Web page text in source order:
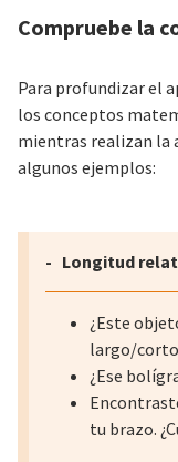
Compruebe la
Para profundizar el
los conceptos
mientras realizan la
algunos ejemplos:
Longitud
¿Este
largo/
¿Ese
tu brazo.